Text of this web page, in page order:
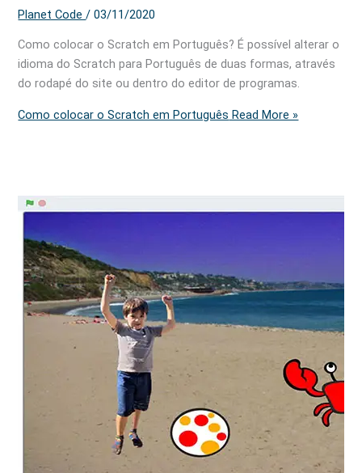
Planet Code/03/11/2020
Como colocar o Scratch em Português? É possível alterar o
idioma do Scratch para Português de duas formas, através
do rodapé do site ou dentro do editor de programas.
Como colocar o Scratch em Português Read More »